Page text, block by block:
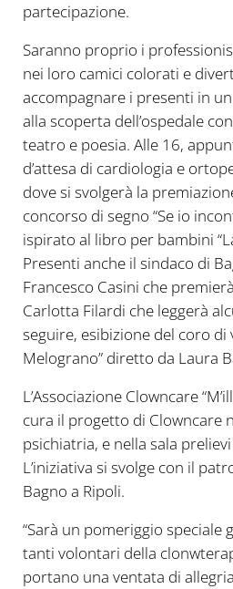
partecipazione.
Saranno proprio i
nei loro camici colorati e
accompagnare i presenti in
alla scoperta dell’ospedale
teatro e poesia. Alle 16,
d’attesa di cardiologia e
dove si svolgerà la
concorso di segno “Se io
ispirato al libro per bambini
Presenti anche il sindaco di
Francesco Casini che
Carlotta Filardi che leggerà
seguire, esibizione del coro di
Melograno” diretto da Laura
L’Associazione Clowncare
cura il progetto di Clowncare
psichiatria, e nella sala
L’iniziativa si svolge con il
Bagno a Ripoli.
“Sarà un pomeriggio speciale
tanti volontari della
portano una ventata di